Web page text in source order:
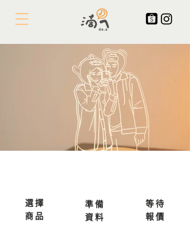
選擇
​商品
準備
​資料
等待
報價